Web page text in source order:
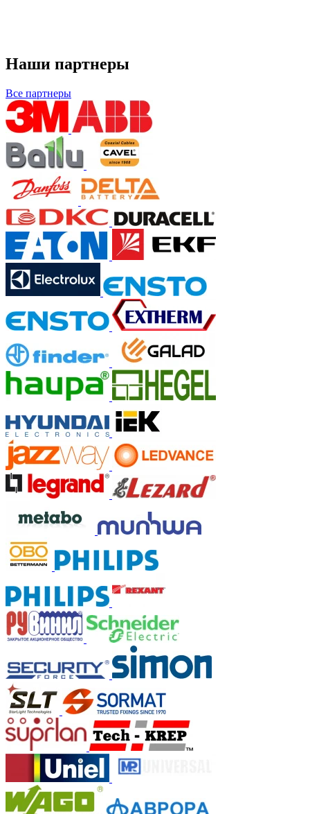
Наши партнеры
Все партнеры